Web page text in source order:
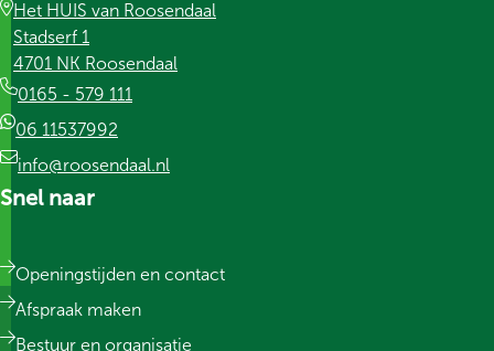
Het HUIS van Roosendaal
Stadserf 1
4701 NK Roosendaal
0165 - 579 111
06 11537992
info@roosendaal.nl
Snel naar
Openingstijden en contact
Afspraak maken
Bestuur en organisatie